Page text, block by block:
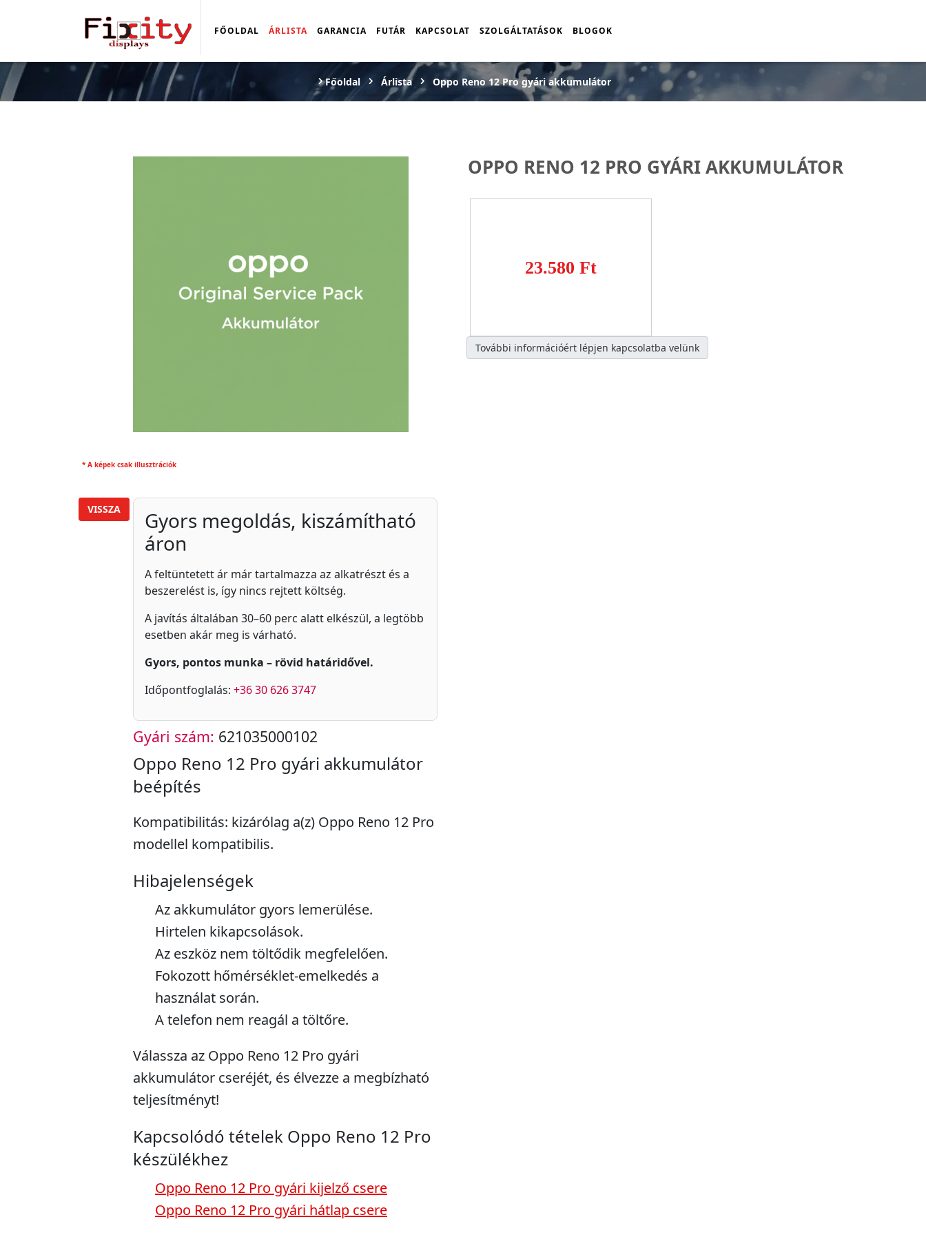
FŐOLDAL ÁRLISTA GARANCIA FUTÁR KAPCSOLAT SZOLGÁLTATÁSOK BLOGOK
Főoldal Árlista Oppo Reno 12 Pro gyári akkumulátor
* A képek csak illusztrációk
OPPO RENO 12 PRO GYÁRI AKKUMULÁTOR
23.580 Ft
További információért lépjen kapcsolatba velünk
VISSZA
Gyors megoldás, kiszámítható
áron
A feltüntetett ár már tartalmazza az alkatrészt és a
beszerelést is, így nincs rejtett költség.
A javítás általában 30–60 perc alatt elkészül, a legtöbb
esetben akár meg is várható.
Gyors, pontos munka – rövid határidővel.
Időpontfoglalás: +36 30 626 3747
Gyári szám: 621035000102
Oppo Reno 12 Pro gyári akkumulátor
beépítés
Kompatibilitás: kizárólag a(z) Oppo Reno 12 Pro
modellel kompatibilis.
Hibajelenségek
Az akkumulátor gyors lemerülése.
Hirtelen kikapcsolások.
Az eszköz nem töltődik megfelelően.
Fokozott hőmérséklet-emelkedés a
használat során.
A telefon nem reagál a töltőre.
Válassza az Oppo Reno 12 Pro gyári
akkumulátor cseréjét, és élvezze a megbízható
teljesítményt!
Kapcsolódó tételek Oppo Reno 12 Pro
készülékhez
Oppo Reno 12 Pro gyári kijelző csere
Oppo Reno 12 Pro gyári hátlap csere